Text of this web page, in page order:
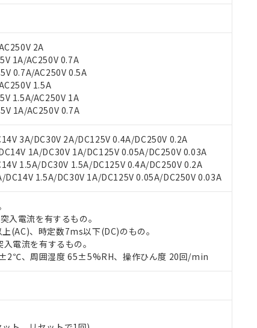
2A
1A/AC250V 0.7A
0.7A/AC250V 0.5A
1.5A
1.5A/AC250V 1A
1A/AC250V 0.7A
3A/DC30V 2A/DC125V 0.4A/DC250V 0.2A
1A/DC30V 1A/DC125V 0.05A/DC250V 0.03A
1.5A/DC30V 1.5A/DC125V 0.4A/DC250V 0.2A
DC14V 1.5A/DC30V 1A/DC125V 0.05A/DC250V 0.03A
入電流を有するもの。
(AC)、時定数7ms以下(DC)のもの。
電流を有するもの。
、周囲湿度 65±5%RH、操作ひん度 20回/min
ただき、同意のうえご利用ください。
当社制御機器事業取扱商品の当社在庫状況および標準価格(税抜
業取扱商品の中には、本サービスの対象外となる商品もあるこ
標準価格照会結果は、記載している更新日時点での社内データ
された時点での実際の在庫および標準価格とは異なる場合があ
および標準価格はお客様のお取引先、またはお客様担当のオム
指令（10物質）の非含有に対応した製品が提供可能な商品で
指令（10物質）の非含有に対応した製品に切り替える予定のあ
指令（10物質）の非含有に非対応の商品で、対応品を出す
指令（10物質）の非含有の対応状況を調査中または確認中
料など無形物で、有害物質有無と関係のない商品です。
、非含有部品としていたものが、含有品と判明した場合などや
：
銀(Hg) 1000ppm以下、 カドミウム(Cd) 100ppm以下、
以下、ポリ臭化ビフェニル類(PBB) 1000ppm以下、ポリ臭化ジフェニルエーテ
シル) (DEHP)(別名：DOP) 1000ppm以下、フタル酸ブチルベンジル（BBP）
、フタル酸ジイソブチル (DIBP) 1000ppm以下
視および制御機器に対する適用除外項目は除く。
表
含有率が中国RoHSの基準値以下であることを示します。
含有率が中国RoHSの基準値を超えていることを示します。
当社販売部門へお問い合わせください。
) : 1000ppm、 Cd(カドミウム) : 100ppm、
、 DIBP(フタル酸ジイソブチル) : 1000ppm、 BBP(フタル酸ブチルベンジ
ルヘキシル)) : 1000ppm
貴社製品のうち、外国為替および外国貿易法に定める商品（以
は国外への提供する場合は、日本国政府の輸出許可(または役務
続きをとります。
を破棄する場合は、完全に破砕するなど、違法に輸出されない
いたしません。
の在庫あり